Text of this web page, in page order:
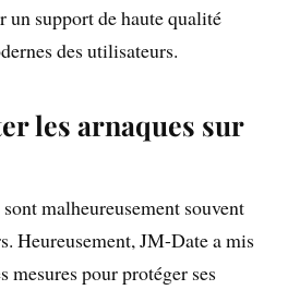
un support de haute qualité
des utilisateurs.
les arnaques sur
malheureusement souvent
Heureusement, JM-Date a mis
mesures pour protéger ses